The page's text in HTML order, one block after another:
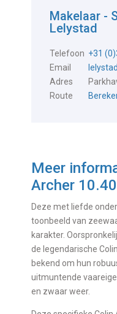
Makelaar -
Lelystad
Telefoon +31
Email
Adres
Route
Meer
Archer 10.40
Deze met liefde
toonbeeld van
karakter.
de legendarische
bekend om hun
uitmuntende
en zwaar weer.